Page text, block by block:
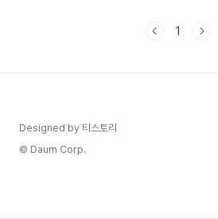
를 찍었습니다.그 손실을 만회하기 위해 이번엔 2
1
Designed by 티스토리
© Daum Corp.